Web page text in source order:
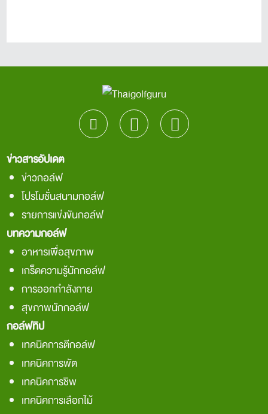
ข่าวสารอัปเดต
ข่าวกอล์ฟ
โปรโมชั่นสนามกอล์ฟ
รายการแข่งขันกอล์ฟ
บทความกอล์ฟ
อาหารเพื่อสุขภาพ
เกร็ดความรู้นักกอล์ฟ
การออกกำลังกาย
สุขภาพนักกอล์ฟ
กอล์ฟทิป
เทคนิคการตีกอล์ฟ
เทคนิคการพัต
เทคนิคการชิพ
เทคนิคการเลือกไม้